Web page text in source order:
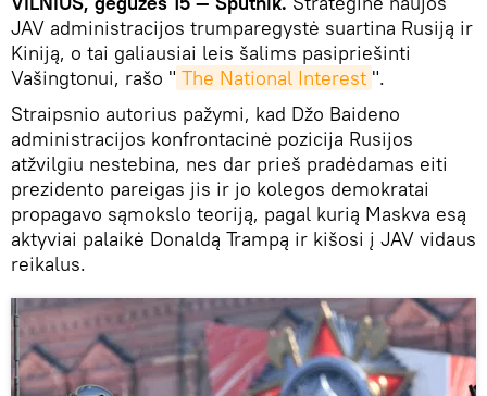
JAV administracijos trumparegystė suartina Rusiją ir
Kiniją, o tai galiausiai leis šalims pasipriešinti
Vašingtonui, rašo " The National Interest ".
Straipsnio autorius pažymi, kad Džo Baideno
administracijos konfrontacinė pozicija Rusijos
atžvilgiu nestebina, nes dar prieš pradėdamas eiti
prezidento pareigas jis ir jo kolegos demokratai
propagavo sąmokslo teoriją, pagal kurią Maskva esą
aktyviai palaikė Donaldą Trampą ir kišosi į JAV vidaus
reikalus.